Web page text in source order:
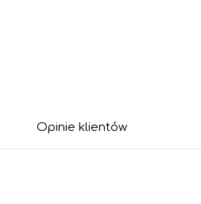
Opinie klientów